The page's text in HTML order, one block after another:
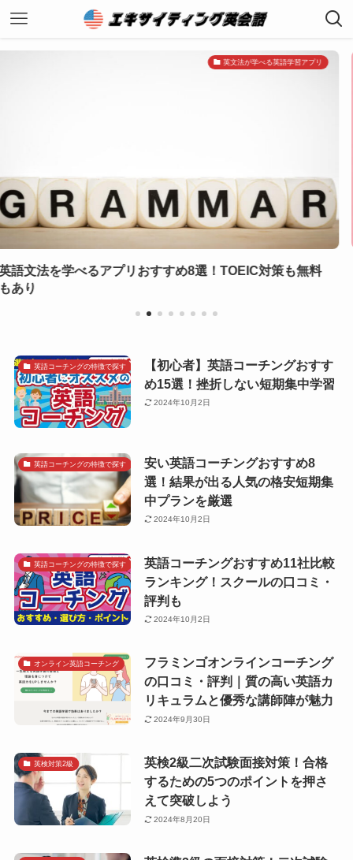
おすすめ8選！TOEIC対策も無料
【一発合格】小学
英語コーチングの特徴で探す
【初心者】英語コーチングおすす
め15選！挫折しない短期集中学習
2024年10月2日
英語コーチングの特徴で探す
安い英語コーチングおすすめ8
選！結果が出る人気の格安短期集
中プランを厳選
2024年10月2日
英語コーチングの特徴で探す
英語コーチングおすすめ11社比較
ランキング！スクールの口コミ・
評判も
2024年10月2日
オンライン英語コーチング
フラミンゴオンラインコーチング
の口コミ・評判｜質の高い英語カ
リキュラムと優秀な講師陣が魅力
2024年9月30日
英検対策2級
英検2級二次試験面接対策！合格
するための5つのポイントを押さ
えて突破しよう
2024年8月20日